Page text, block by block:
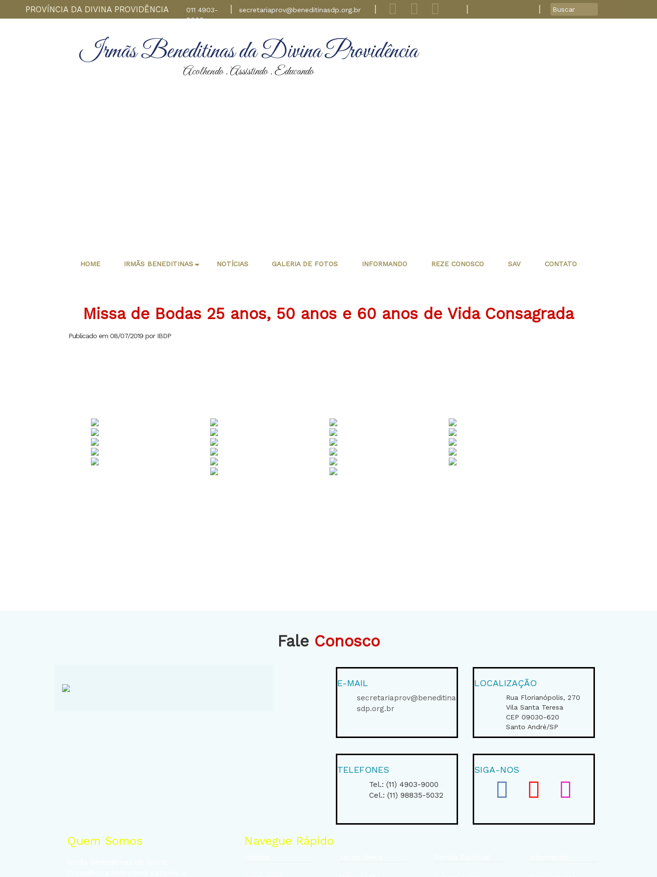
PROVÍNCIA DA DIVINA PROVIDÊNCIA
011 4903-
9000
secretariaprov@beneditinasdp.org.br
Irmãs Beneditinas da Divina Providência
Acolhendo . Assistindo . Educando
HOME IRMÃS BENEDITINAS NOTÍCIAS GALERIA DE FOTOS INFORMANDO REZE CONOSCO SAV CONTATO
Missa de Bodas 25 anos, 50 anos e 60 anos de Vida Consagrada
Publicado em 08/07/2019 por IBDP
Fale Conosco
E-MAIL
secretariaprov@beneditina
sdp.org.br
LOCALIZAÇÃO
Rua Florianópolis, 270
Vila Santa Teresa
CEP 09030-620
Santo André/SP
TELEFONES
Tel.: (11) 4903-9000
Cel.: (11) 98835-5032
SIGA-NOS
Quem Somos Navegue Rápido